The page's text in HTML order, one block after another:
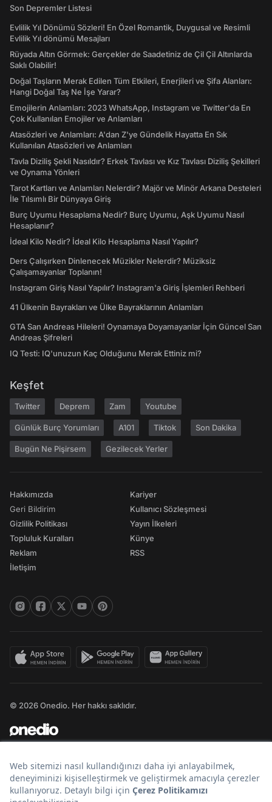
Son Depremler Listesi
Evlilik Yıl Dönümü Sözleri! En Özel Romantik, Duygusal ve Resimli
Evlilik Yıl dönümü Mesajları
Rüyada Altın Görmek: Gerçekler de Saadetiniz de Çil Çil Altınlarda
Saklı Olabilir!
Doğal Taşların Merak Edilen Tüm Etkileri, Enerjileri ve Şifa Alanları:
Hangi Doğal Taş Ne İşe Yarar?
Emojilerin Anlamları: 2023 WhatsApp, Instagram ve Twitter'da En
Çok Kullanılan Emojiler ve Anlamları
Atasözleri ve Anlamları: A'dan Z'ye Gündelik Hayatta En Sık
Kullanılan Atasözleri ve Anlamları
Tavla Diziliş Şekli Nasıldır? Erkek Tavlası ve Kız Tavlası Diziliş Şekilleri
ve Oynama Yönleri
Tarot Kartları ve Anlamları Nelerdir? Majör ve Minör Arkana Desteleri
İle Tılsımlı Bir Dünyaya Giriş
Burç Uyumu Hesaplama Nedir? Burç Uyumu, Aşk Uyumu Nasıl
Hesaplanır?
İdeal Kilo Nedir? İdeal Kilo Hesaplama Nasıl Yapılır?
Ders Çalışırken Dinlenecek Müzikler Nelerdir? Müziksiz
Çalışamayanlar Toplanın!
Instagram Giriş Nasıl Yapılır? Instagram'a Giriş İşlemleri Rehberi
41 Ülkenin Bayrakları ve Ülke Bayraklarının Anlamları
GTA San Andreas Hileleri! Oynamaya Doyamayanlar İçin Güncel San
Andreas Şifreleri
IQ Testi: IQ'unuzun Kaç Olduğunu Merak Ettiniz mi?
Keşfet
Twitter Deprem Zam Youtube
Günlük Burç Yorumları A101 Tiktok Son Dakika
Bugün Ne Pişirsem Gezilecek Yerler
Hakkımızda
Geri Bildirim
Gizlilik Politikası
Topluluk Kuralları
Reklam
İletişim
Kariyer
Kullanıcı Sözleşmesi
Yayın İlkeleri
Künye
RSS
© 2026 Onedio. Her hakkı saklıdır.
Bir markasıdır.